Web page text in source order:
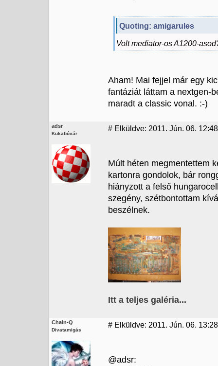
Quoting: amigarules
Volt mediator-os A1200-
Aham! Mai fejjel már egy
fantáziát láttam a nextgen-
maradt a classic vonal. :-)
adsr
Kukabúvár
# Elküldve: 2011. Jún. 06. 12:48
Múlt héten megmentettem
kartonra gondolok, bár
hiányzott a felső
szegény, szétbontottam
beszélnek.
Itt a teljes galéria...
Chain-Q
Divatamigás
# Elküldve: 2011. Jún. 06. 13:28
@adsr: